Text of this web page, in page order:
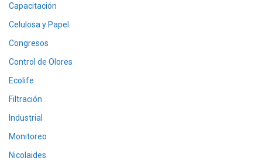
Capacitación
Celulosa y Papel
Congresos
Control de Olores
Ecolife
Filtración
Industrial
Monitoreo
Nicolaides